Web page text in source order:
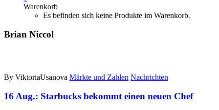
Warenkorb
Es befinden sich keine Produkte im Warenkorb.
Brian Niccol
By ViktoriaUsanova Märkte und Zahlen Nachrichten
16 Aug.: Starbucks bekommt einen neuen Chef